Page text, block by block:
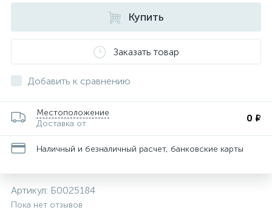
Купить
Заказать товар
Добавить к сравнению
Местоположение
Доставка от
0 ₽
Наличный и безналичный расчет, банковские карты
Артикул: Б0025184
Пока нет отзывов